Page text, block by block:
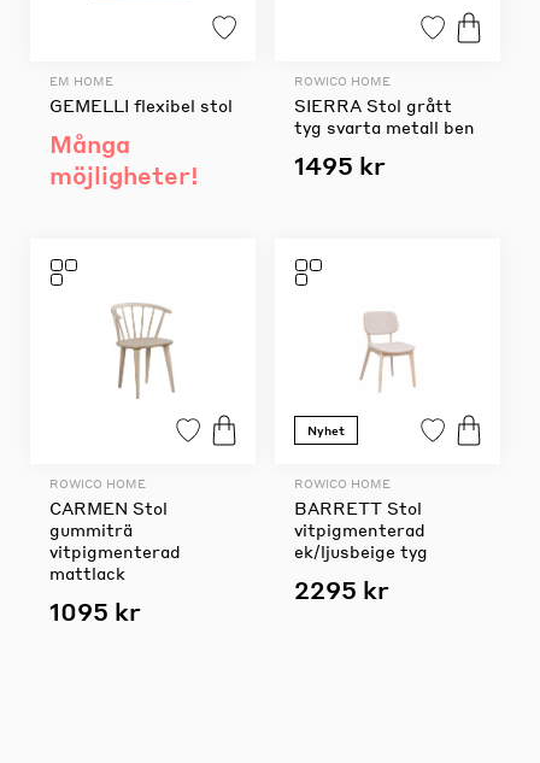
EM HOME
GEMELLI flexibel stol
Många
möjligheter!
ROWICO HOME
SIERRA Stol grått
tyg svarta metall ben
1495 kr
ROWICO HOME
CARMEN Stol
gummiträ
vitpigmenterad
mattlack
1095 kr
Nyhet
ROWICO HOME
BARRETT Stol
vitpigmenterad
ek/ljusbeige tyg
2295 kr